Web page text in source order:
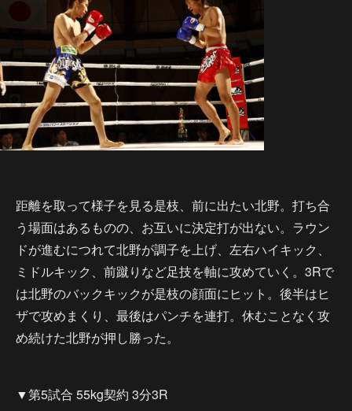
距離を取って様子を見る是枝、前に出たい北野。打ち合
う場面はあるものの、お互いに決定打が出ない。ラウン
ドが進むにつれて北野が調子を上げ、左右ハイキック、
ミドルキック、前蹴りなど足技を軸に攻めていく。3Rで
は北野のバックキックが是枝の顔面にヒット。後半はヒ
ザで攻めまくり、最後はパンチを連打。休むことなく攻
め続けた北野が押し勝った。
▼第5試合 55kg契約 3分3R